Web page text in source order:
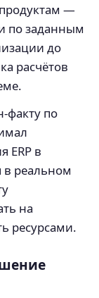
—
по заданным
до
расчётов
факту по
ERP в
в реальном
на
ресурсами.